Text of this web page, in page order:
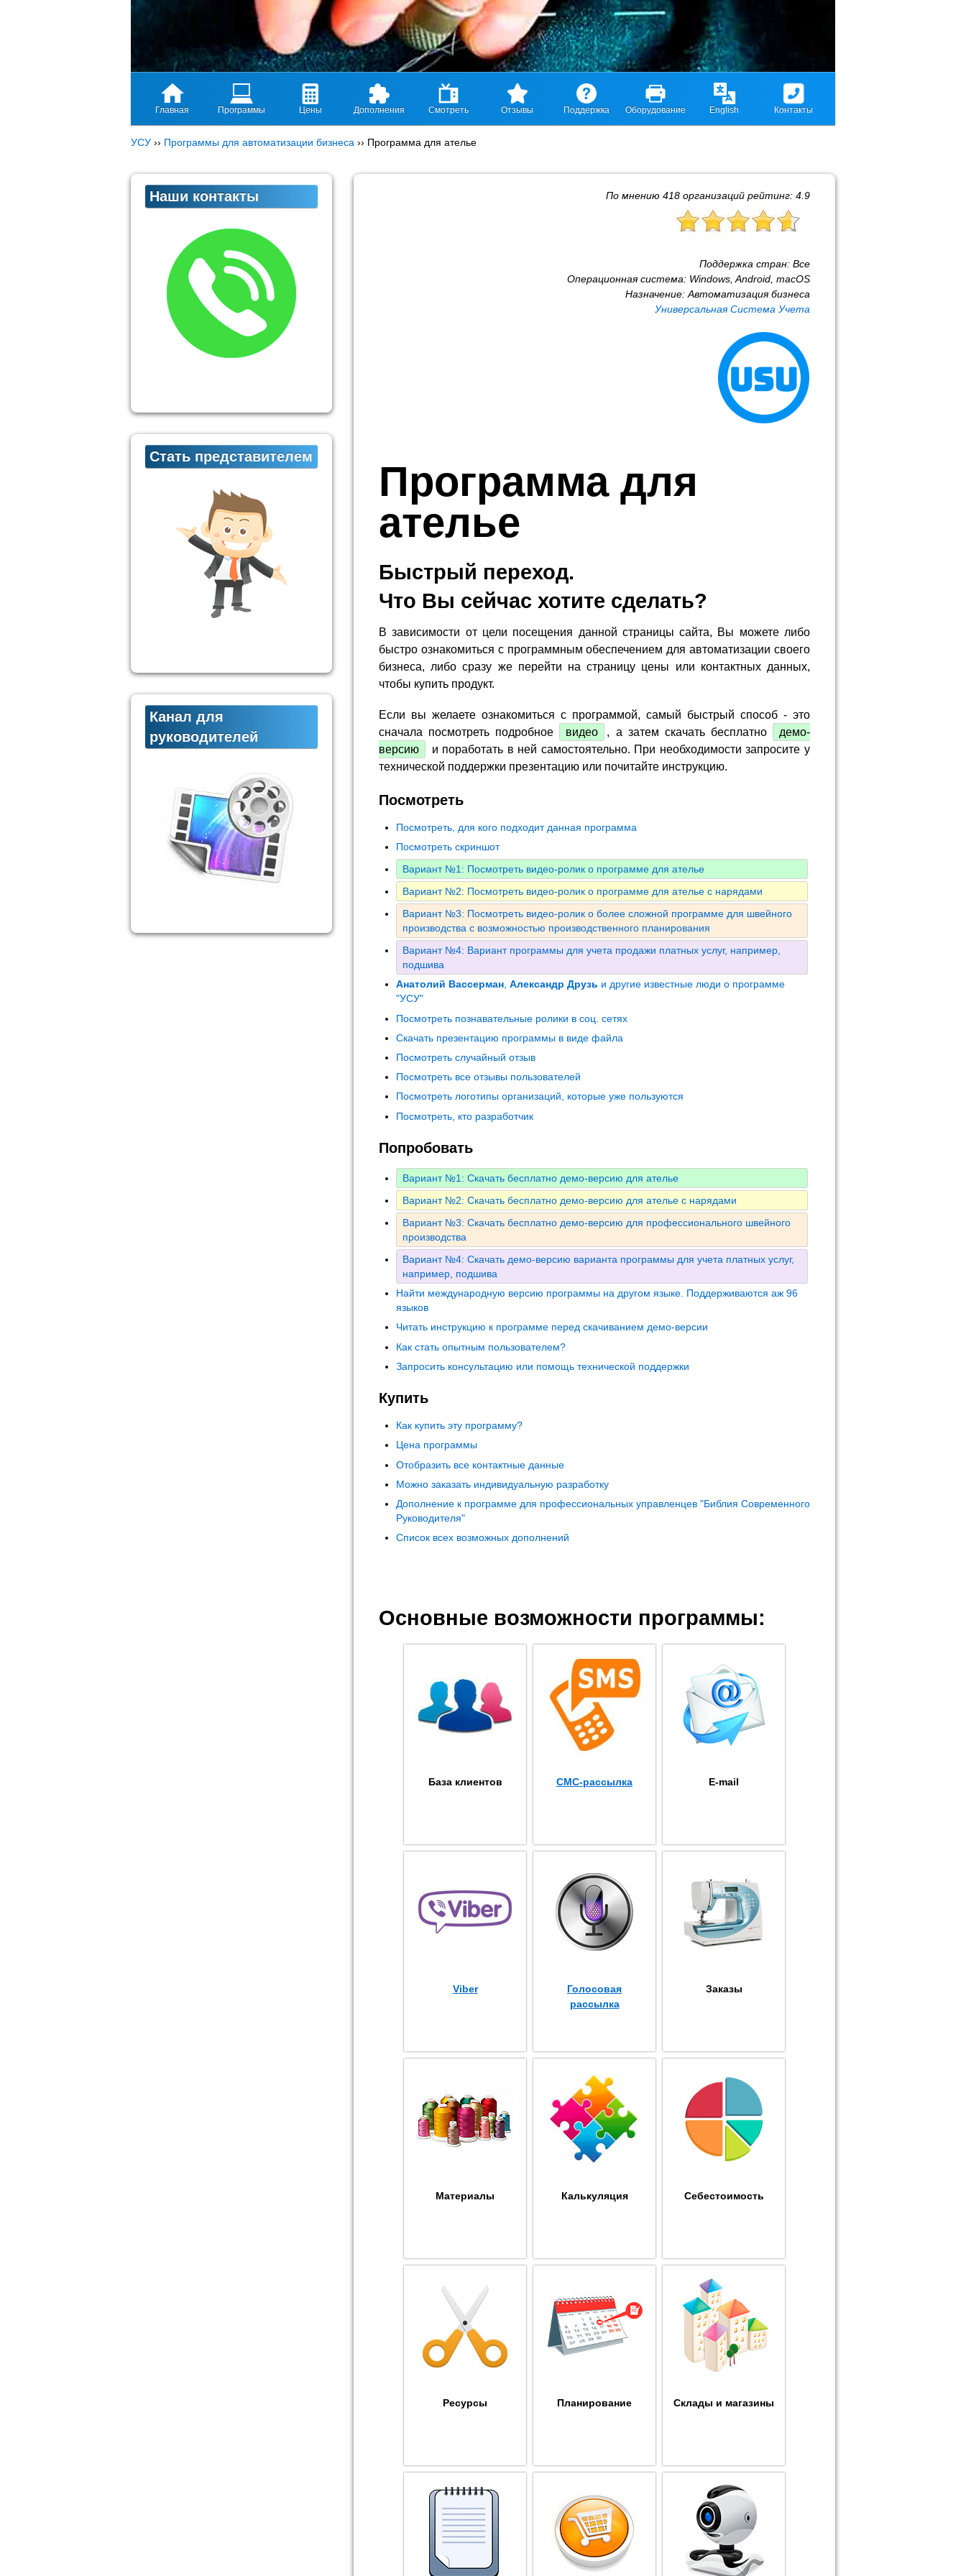
Главная Программы Цены Дополнения Смотреть Отзывы Поддержка Оборудование English Контакты
УСУ ›› Программы для автоматизации бизнеса ›› Программа для ателье
По мнению 418 организаций рейтинг: 4.9
Поддержка стран: Все
Операционная система: Windows, Android, macOS
Назначение: Автоматизация бизнеса
Универсальная Система Учета
Программа для
ателье
Быстрый переход.
Что Вы сейчас хотите сделать?
В зависимости от цели посещения данной страницы сайта, Вы можете либо
быстро ознакомиться с программным обеспечением для автоматизации своего
бизнеса, либо сразу же перейти на страницу цены или контактных данных,
чтобы купить продукт.
Если вы желаете ознакомиться с программой, самый быстрый способ - это
сначала посмотреть подробное
видео , а затем скачать бесплатно
демо-
версию
и поработать в ней самостоятельно. При необходимости запросите у
технической поддержки презентацию или почитайте инструкцию.
Посмотреть
Посмотреть, для кого подходит данная программа
Посмотреть скриншот
Вариант №1: Посмотреть видео-ролик о программе для ателье
Вариант №2: Посмотреть видео-ролик о программе для ателье с нарядами
Вариант №3: Посмотреть видео-ролик о более сложной программе для швейного
производства с возможностью производственного планирования
Вариант №4: Вариант программы для учета продажи платных услуг, например,
подшива
Анатолий Вассерман, Александр Друзь и другие известные люди о программе
"УСУ"
Посмотреть познавательные ролики в соц. сетях
Скачать презентацию программы в виде файла
Посмотреть случайный отзыв
Посмотреть все отзывы пользователей
Посмотреть логотипы организаций, которые уже пользуются
Посмотреть, кто разработчик
Попробовать
Вариант №1: Скачать бесплатно демо-версию для ателье
Вариант №2: Скачать бесплатно демо-версию для ателье с нарядами
Вариант №3: Скачать бесплатно демо-версию для профессионального швейного
производства
Вариант №4: Скачать демо-версию варианта программы для учета платных услуг,
например, подшива
Найти международную версию программы на другом языке. Поддерживаются аж 96
языков
Читать инструкцию к программе перед скачиванием демо-версии
Как стать опытным пользователем?
Запросить консультацию или помощь технической поддержки
Купить
Как купить эту программу?
Цена программы
Отобразить все контактные данные
Можно заказать индивидуальную разработку
Дополнение к программе для профессиональных управленцев "Библия Современного
Руководителя"
Список всех возможных дополнений
Основные возможности программы:
База клиентов СМС-рассылка E-mail
Viber
Голосовая
рассылка
Заказы
Материалы Калькуляция Себестоимость
Ресурсы Планирование Склады и магазины
Наши контакты
Стать представителем
Канал для
руководителей